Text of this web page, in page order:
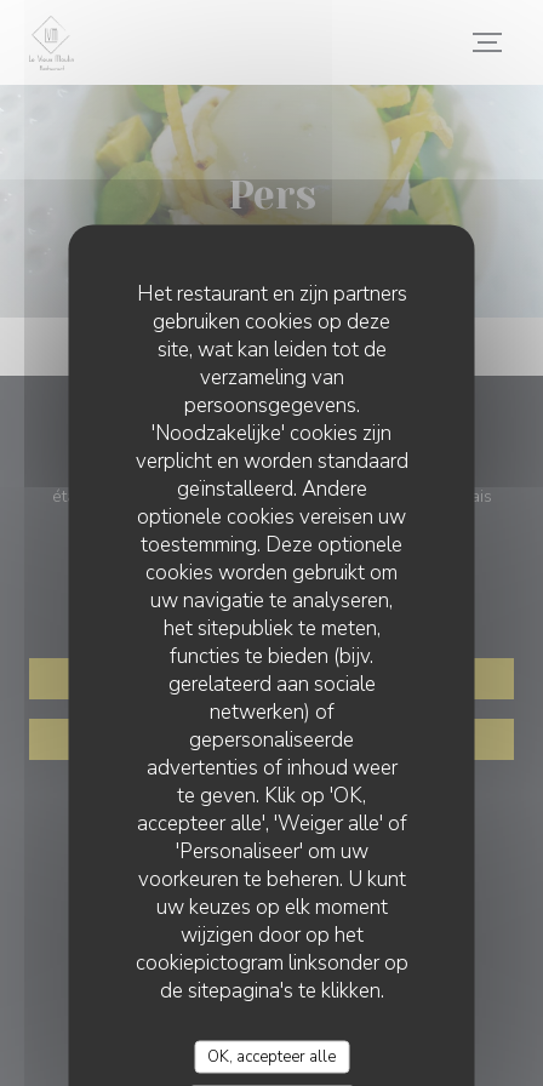
Cookies beheer paneel
Het restaurant en zijn partners
gebruiken cookies op deze
site, wat kan leiden tot de
verzameling van
persoonsgegevens.
'Noodzakelijke' cookies zijn
verplicht en worden standaard
geïnstalleerd. Andere
optionele cookies vereisen uw
toestemming. Deze optionele
cookies worden gebruikt om
uw navigatie te analyseren,
het sitepubliek te meten,
functies te bieden (bijv.
gerelateerd aan sociale
netwerken) of
gepersonaliseerde
advertenties of inhoud weer
te geven. Klik op 'OK,
accepteer alle', 'Weiger alle' of
'Personaliseer' om uw
voorkeuren te beheren. U kunt
uw keuzes op elk moment
wijzigen door op het
cookiepictogram linksonder op
de sitepagina's te klikken.
OK, accepteer alle
Pers
Le Vieux Moulin
étang du Bouchaud - route de Limoges 16150 Chabanais
05 64 28 58 94
RESERVERING
RESERVEER EEN TAFEL
PRIVATISERING
VOLG ONS
Facebook ((opent in een nieuw
Instagram ((opent in een
NIEUWSBRIEF